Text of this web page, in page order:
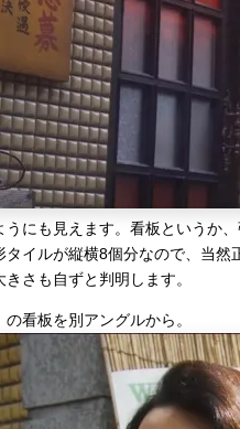
うにも見えます。看板というか
タイルが縦横8個分なので、当
さも自ずと判明します。
の看板を別アングルから。